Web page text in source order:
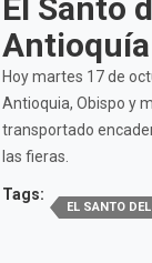
El Santo
Antioquía
Hoy martes 17 de
Antioquia, Obispo y
transportado
las fieras.
Tags:
EL SANTO